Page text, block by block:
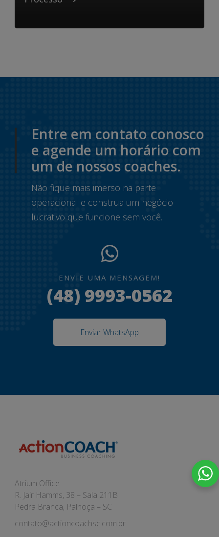
Entre em contato conosco
e agende um horário com
um de nossos coaches.
Não fique mais imerso na parte
operacional e construa um negócio
lucrativo que funcione sem você.
ENVIE UMA MENSAGEM!
(48) 9993-0562
Enviar WhatsApp
Atrium Office
R. Jair Hamms, 38 – Sala 211B
Pedra Branca, Palhoça – SC
contato@actioncoachsc.com.br